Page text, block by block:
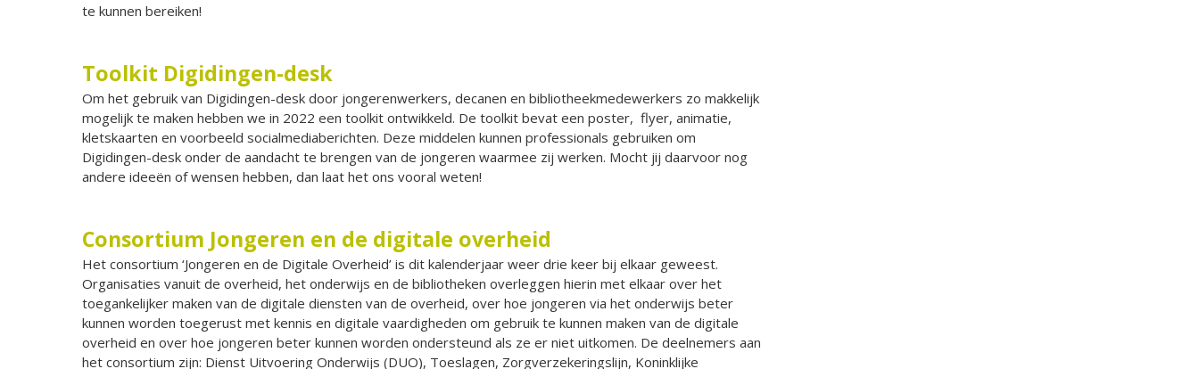
te kunnen bereiken!
Toolkit Digidingen-desk
Om het gebruik van Digidingen-desk door jongerenwerkers, decanen en bibliotheekmedewerkers zo makkelijk
mogelijk te maken hebben we in 2022 een toolkit ontwikkeld. De toolkit bevat een poster, flyer, animatie,
kletskaarten en voorbeeld socialmediaberichten. Deze middelen kunnen professionals gebruiken om
Digidingen-desk onder de aandacht te brengen van de jongeren waarmee zij werken. Mocht jij daarvoor nog
andere ideeën of wensen hebben, dan laat het ons vooral weten!
Consortium Jongeren en de digitale overheid
Het consortium ‘Jongeren en de Digitale Overheid’ is dit kalenderjaar weer drie keer bij elkaar geweest.
Organisaties vanuit de overheid, het onderwijs en de bibliotheken overleggen hierin met elkaar over het
toegankelijker maken van de digitale diensten van de overheid, over hoe jongeren via het onderwijs beter
kunnen worden toegerust met kennis en digitale vaardigheden om gebruik te kunnen maken van de digitale
overheid en over hoe jongeren beter kunnen worden ondersteund als ze er niet uitkomen. De deelnemers aan
het consortium zijn: Dienst Uitvoering Onderwijs (DUO), Toeslagen, Zorgverzekeringslijn, Koninklijke